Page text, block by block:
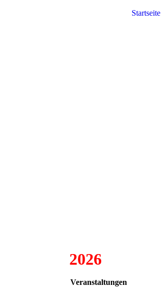
Startseite
2026
Veranstaltungen